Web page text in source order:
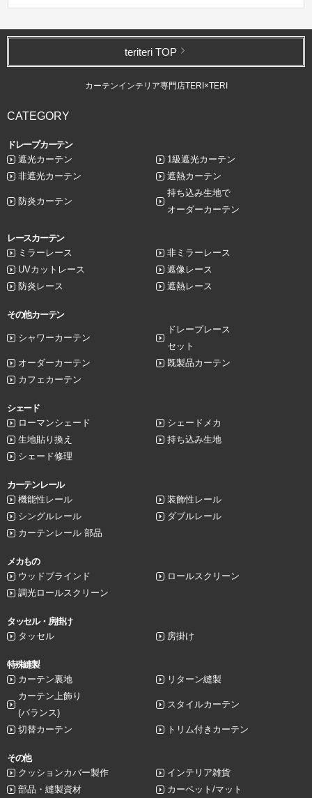
teriteri TOP
カーテンインテリア専門店TERI×TERI
CATEGORY
ドレープカーテン
遮光カーテン
1級遮光カーテン
非遮光カーテン
遮熱カーテン
防炎カーテン
持ち込み生地で
オーダーカーテン
レースカーテン
ミラーレース
非ミラーレース
UVカットレース
遮像レース
防炎レース
遮熱レース
その他カーテン
シャワーカーテン
ドレープレース
セット
オーダーカーテン
既製品カーテン
カフェカーテン
シェード
ローマンシェード
シェードメカ
生地貼り換え
持ち込み生地
シェード修理
カーテンレール
機能性レール
装飾性レール
シングルレール
ダブルレール
カーテンレール 部品
メカもの
ウッドブラインド
ロールスクリーン
調光ロールスクリーン
タッセル・房掛け
タッセル
房掛け
特殊縫製
カーテン裏地
リターン縫製
カーテン上飾り
(バランス)
スタイルカーテン
切替カーテン トリム付きカーテン
その他
クッションカバー製作
インテリア雑貨
部品・縫製資材
カーペット/マット